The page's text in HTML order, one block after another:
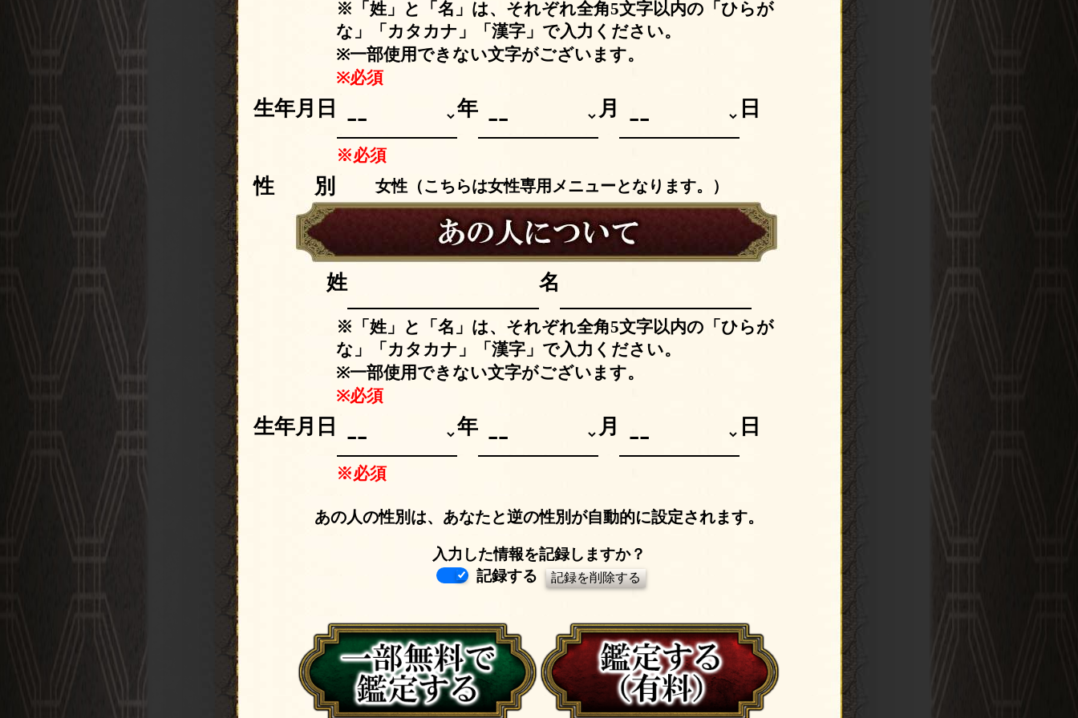
※「姓」と「名」は、それぞれ全角5文字以内の「ひらが
な」「カタカナ」「漢字」で入力ください。
※一部使用できない文字がございます。
※必須
生年月日 年 月 日
※必須
性別 女性（こちらは女性専用メニューとなります。）
姓 名
※「姓」と「名」は、それぞれ全角5文字以内の「ひらが
な」「カタカナ」「漢字」で入力ください。
※一部使用できない文字がございます。
※必須
生年月日 年 月 日
※必須
あの人の性別は、あなたと逆の性別が自動的に設定されます。
入力した情報を記録しますか？
記録する